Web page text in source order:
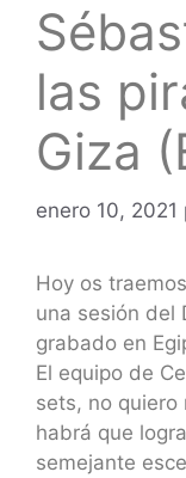
las
Giza
enero 10, 2021
Hoy os
una sesión del
grabado en
El equipo de
sets, no quiero
habrá que
semejante